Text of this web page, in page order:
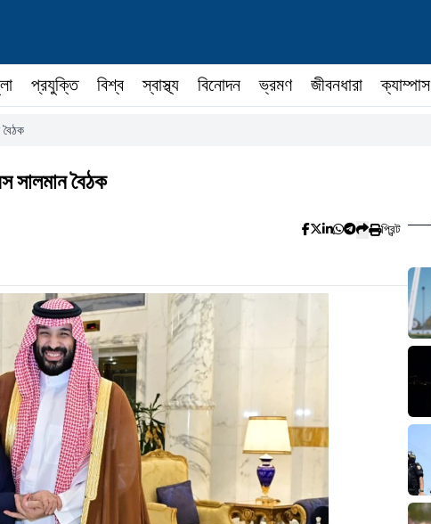
প্রযুক্তি বিশ্ব স্বাস্থ্য বিনোদন ভ্রমণ জীবনধারা ক্যাম্পাস
বৈঠক
সালমান বৈঠক
প্রিন্ট